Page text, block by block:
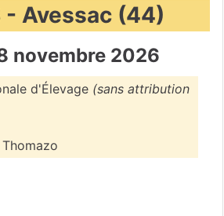
- Avessac (44)
novembre 2026
d'Élevage (sans attribution